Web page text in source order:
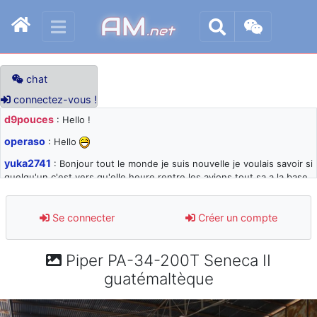
AM.net
chat
connectez-vous !
d9pouces : Hello !
operaso : Hello
yuka2741 : Bonjour tout le monde je suis nouvelle je voulais savoir si
quelqu'un c'est vers qu'elle heure rentre les avions tout sa a la base
d9pouces: désolé pour les quelques blocages du site ces derniers
jours : je teste des méthodes contre le spam et les bots trop nocifs
: Super, la nouvelle bannière
: je suis un avion@,._,+ > lesquels ? je ne suis pas sûr de
comprendre
Se connecter Créer un compte
Piper PA-34-200T Seneca II
guatémaltèque